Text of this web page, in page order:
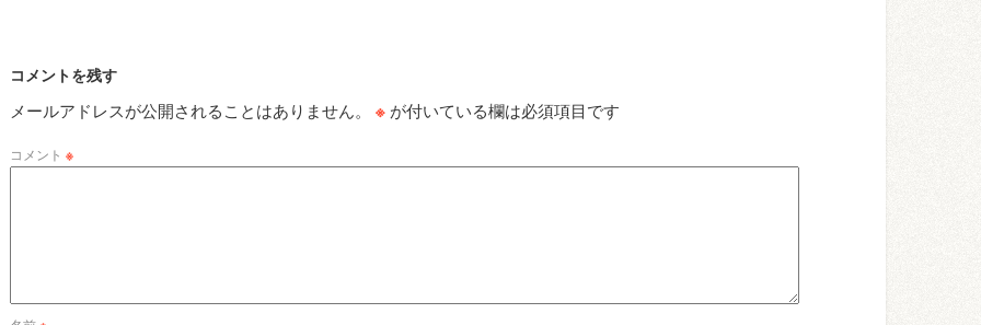
コメントを残す
メールアドレスが公開されることはありません。 ※ が付いている欄は必須項目です
コメント ※